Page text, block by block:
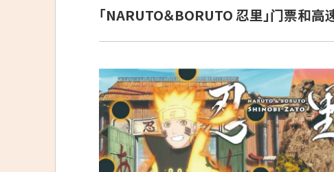
「NARUTO＆BORUTO 忍里」门票和高